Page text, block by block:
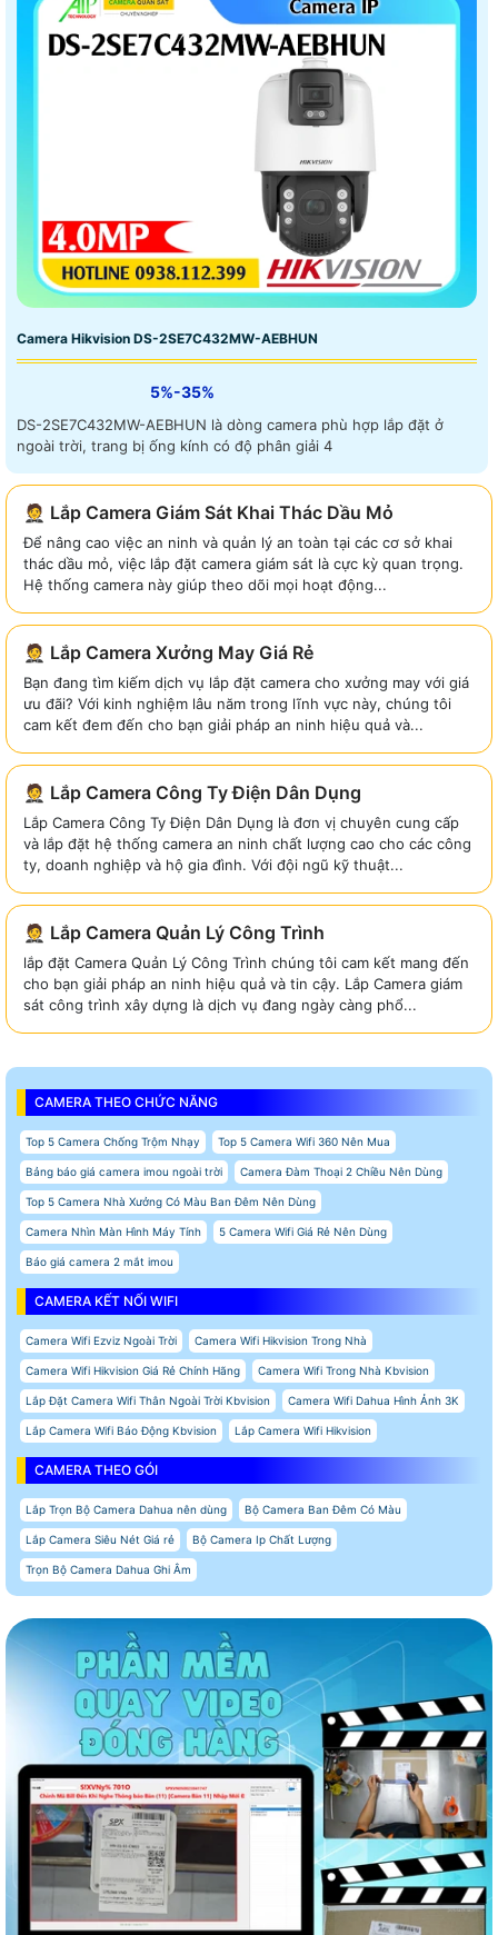
Camera Hikvision DS-2SE7C432MW-AEBHUN
5%-35%
DS-2SE7C432MW-AEBHUN là dòng camera phù hợp lắp đặt ở
ngoài trời, trang bị ống kính có độ phân giải 4
🤵 Lắp Camera Giám Sát Khai Thác Dầu Mỏ
Để nâng cao việc an ninh và quản lý an toàn tại các cơ sở khai
thác dầu mỏ, việc lắp đặt camera giám sát là cực kỳ quan trọng.
Hệ thống camera này giúp theo dõi mọi hoạt động...
🤵 Lắp Camera Xưởng May Giá Rẻ
Bạn đang tìm kiếm dịch vụ lắp đặt camera cho xưởng may với giá
ưu đãi? Với kinh nghiệm lâu năm trong lĩnh vực này, chúng tôi
cam kết đem đến cho bạn giải pháp an ninh hiệu quả và...
🤵 Lắp Camera Công Ty Điện Dân Dụng
Lắp Camera Công Ty Điện Dân Dụng là đơn vị chuyên cung cấp
và lắp đặt hệ thống camera an ninh chất lượng cao cho các công
ty, doanh nghiệp và hộ gia đình. Với đội ngũ kỹ thuật...
🤵 Lắp Camera Quản Lý Công Trình
lắp đặt Camera Quản Lý Công Trình chúng tôi cam kết mang đến
cho bạn giải pháp an ninh hiệu quả và tin cậy. Lắp Camera giám
sát công trình xây dựng là dịch vụ đang ngày càng phổ...
CAMERA THEO CHỨC NĂNG
Top 5 Camera Chống Trộm Nhạy Top 5 Camera Wifi 360 Nên Mua
Bảng báo giá camera imou ngoài trời Camera Đàm Thoại 2 Chiều Nên Dùng
Top 5 Camera Nhà Xưởng Có Màu Ban Đêm Nên Dùng
Camera Nhìn Màn Hình Máy Tính 5 Camera Wifi Giá Rẻ Nên Dùng
Báo giá camera 2 mắt imou
CAMERA KẾT NỐI WIFI
Camera Wifi Ezviz Ngoài Trời Camera Wifi Hikvision Trong Nhà
Camera Wifi Hikvision Giá Rẻ Chính Hãng Camera Wifi Trong Nhà Kbvision
Lắp Đặt Camera Wifi Thân Ngoài Trời Kbvision Camera Wifi Dahua Hình Ảnh 3K
Lắp Camera Wifi Báo Động Kbvision Lắp Camera Wifi Hikvision
CAMERA THEO GÓI
Lắp Trọn Bộ Camera Dahua nên dùng Bộ Camera Ban Đêm Có Màu
Lắp Camera Siêu Nét Giá rẻ Bộ Camera Ip Chất Lượng
Trọn Bộ Camera Dahua Ghi Âm